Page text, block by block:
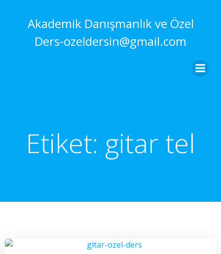
Akademik Danışmanlık ve Özel
Ders-ozeldersin@gmail.com
Etiket: gitar tel